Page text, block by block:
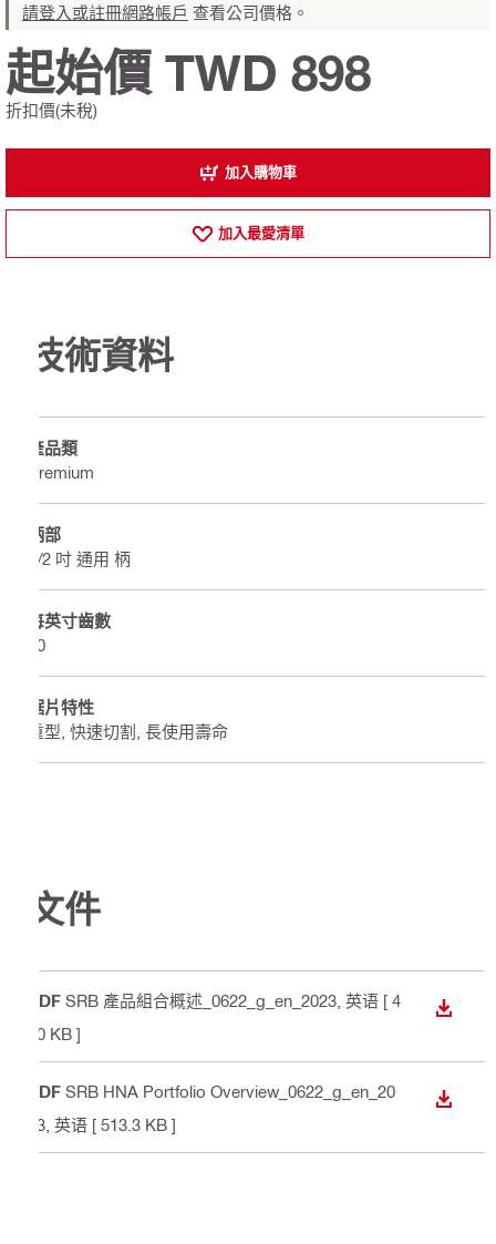
請登入或註冊網路帳戶 查看公司價格。
折扣價(未稅)
起始價 TWD 898
加入購物車
加入最愛清單
技術資料
產品類
Premium
柄部
1/2 吋 通用 柄
每英寸齒數
10
鋸片特性
重型, 快速切割, 長使用壽命
文件
PDF SRB 產品組合概述_0622_g_en_2023 , 英语 [ 4
60 KB ]
下載
PDF SRB HNA Portfolio Overview_0622_g_en_20
23 , 英语 [ 513.3 KB ]
下載